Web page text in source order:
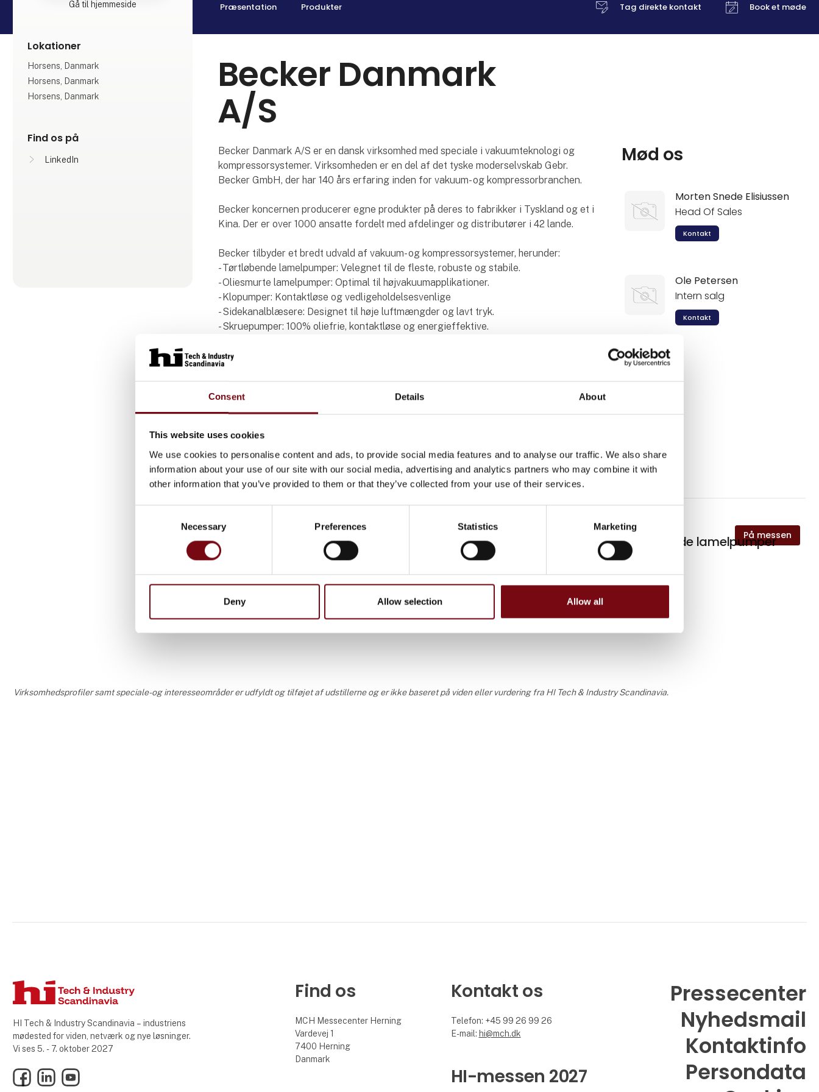
Consent Details About
This website uses cookies
We use cookies to personalise content and ads, to provide social media features and to analyse our traffic. We also share
information about your use of our site with our social media, advertising and analytics partners who may combine it with
other information that you’ve provided to them or that they’ve collected from your use of their services.
Necessary Preferences Statistics Marketing
Deny Allow selection Allow all
Præsentation Produkter Tag direkte kontakt Book et møde
Gå til hjemmeside
Lokationer
Horsens, Danmark
Horsens, Danmark
Horsens, Danmark
Find os på
LinkedIn
Becker Danmark
A/S
Becker Danmark A/S er en dansk virksomhed med speciale i vakuumteknologi og
kompressorsystemer. Virksomheden er en del af det tyske moderselvskab Gebr.
Becker GmbH, der har 140 års erfaring inden for vakuum- og kompressorbranchen.
Becker koncernen producerer egne produkter på deres to fabrikker i Tyskland og et i
Kina. Der er over 1000 ansatte fordelt med afdelinger og distributører i 42 lande.
Becker tilbyder et bredt udvald af vakuum- og kompressorsystemer, herunder:
- Tørtløbende lamelpumper: Velegnet til de fleste, robuste og stabile.
- Oliesmurte lamelpumper: Optimal til højvakuumapplikationer.
- Klopumper: Kontaktløse og vedligeholdelsesvenlige
- Sidekanalblæsere: Designet til høje luftmængder og lavt tryk.
- Skruepumper: 100% oliefrie, kontaktløse og energieffektive.
- Centralvakuumsystemer: Til centraliseret vakuumforsyning i industrielle
miljøer.
- Roots booster vakuumpumper: Kombineres med andre pumper for at
opnå højere volumenstrømme og lavt slutvakuum.
Mød os
Morten Snede Elisiussen
Head Of Sales
Kontakt
Ole Petersen
Intern salg
Kontakt
Produkter fra Becker Danmark A/S
Sidekanalblæsere Klopumpe På messen
Tørtløbende lamelpumper
Central system
Virksomhedsprofiler samt speciale- og interesseområder er udfyldt og tilføjet af udstillerne og er ikke baseret på viden eller vurdering fra HI Tech & Industry Scandinavia.
HI Tech & Industry Scandinavia – industriens
mødested for viden, netværk og nye løsninger.
Vi ses 5. - 7. oktober 2027
FacebookLinkedInYouTube
Find os
MCH Messecenter Herning
Vardevej 1
7400 Herning
Danmark
Kontakt os
Telefon: +45 99 26 99 26
E-mail: hi@mch.dk
HI-messen 2027
Pressecenter
Nyhedsmail
Kontaktinfo
Persondata